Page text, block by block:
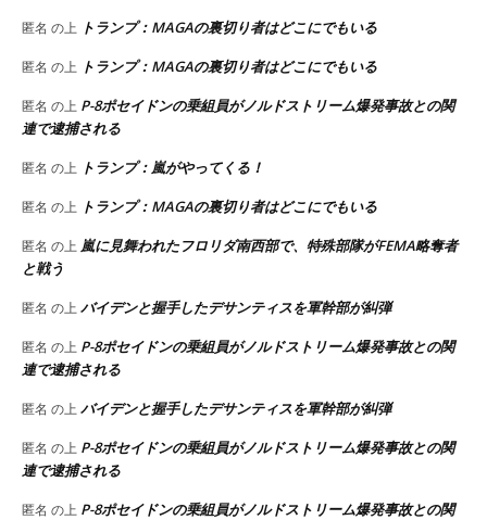
匿名 の上 トランプ：MAGAの裏切り者はどこにでもいる
匿名 の上 トランプ：MAGAの裏切り者はどこにでもいる
匿名 の上 P-8ポセイドンの乗組員がノルドストリーム爆発事故との関
連で逮捕される
匿名 の上 トランプ：嵐がやってくる！
匿名 の上 トランプ：MAGAの裏切り者はどこにでもいる
匿名 の上 嵐に見舞われたフロリダ南西部で、特殊部隊がFEMA略奪者
と戦う
匿名 の上 バイデンと握手したデサンティスを軍幹部が糾弾
匿名 の上 P-8ポセイドンの乗組員がノルドストリーム爆発事故との関
連で逮捕される
匿名 の上 バイデンと握手したデサンティスを軍幹部が糾弾
匿名 の上 P-8ポセイドンの乗組員がノルドストリーム爆発事故との関
連で逮捕される
匿名 の上 P-8ポセイドンの乗組員がノルドストリーム爆発事故との関